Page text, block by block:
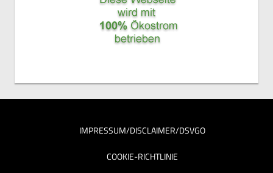
IMPRESSUM/DISCLAIMER/DSVGO
COOKIE-RICHTLINIE